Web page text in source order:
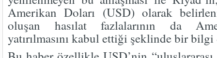
Amerikan Doları (USD) olarak
oluşan hasılat fazlalarının da
yatırılmasını kabul ettiği şeklinde bir